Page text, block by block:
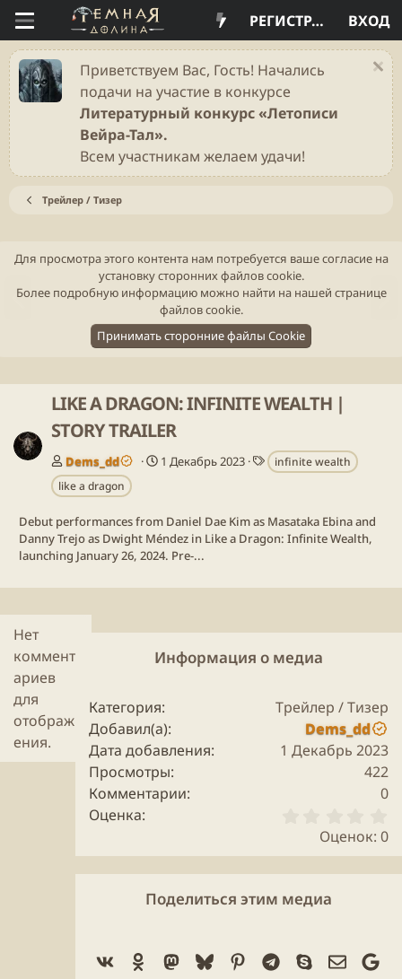
ВХОД
РЕГИСТРАЦИЯ
Приветствуем Вас, Гость! Начались
подачи на участие в конкурсе
Литературный конкурс «Летописи
Вейра-Тал».
Всем участникам желаем удачи!
Трейлер / Тизер
Для просмотра этого контента нам потребуется ваше согласие на
установку сторонних файлов cookie.
Более подробную информацию можно найти на нашей странице
файлов cookie.
Принимать сторонние файлы Cookie
LIKE A DRAGON: INFINITE WEALTH |
STORY TRAILER
Dems_dd 1 Декабрь 2023
Т
е
infinite wealth
like a dragon
Debut performances from Daniel Dae Kim as Masataka Ebina and
Danny Trejo as Dwight Méndez in Like a Dragon: Infinite Wealth,
launching January 26, 2024. Pre-...
Нет
коммент
ариев
для
отображ
ения.
Информация о медиа
Категория
Трейлер / Тизер
Добавил(а)
Dems_dd
Дата добавления
1 Декабрь 2023
Просмотры
422
Комментарии
0
Оценка
.
0
0
з
Оценок: 0
Поделиться этим медиа
Vk Ok Mastodon
BlueskyPinterest
Telegram
Skype